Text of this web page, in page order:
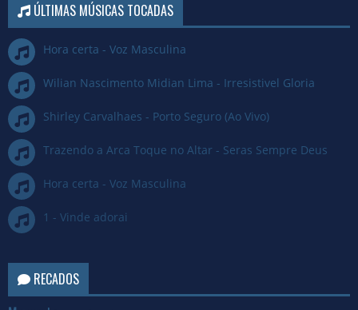
ÚLTIMAS MÚSICAS TOCADAS
Hora certa - Voz Masculina
Wilian Nascimento Midian Lima - Irresistivel Gloria
Shirley Carvalhaes - Porto Seguro (Ao Vivo)
Trazendo a Arca Toque no Altar - Seras Sempre Deus
Hora certa - Voz Masculina
1 - Vinde adorai
RECADOS